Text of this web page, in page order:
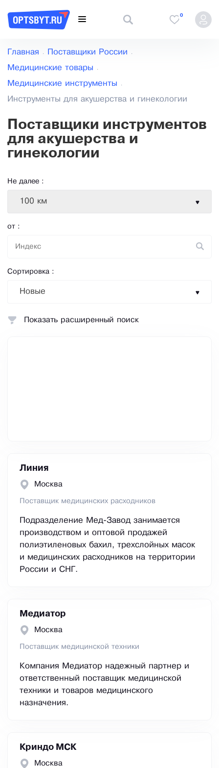
0
Главная Поставщики России
Медицинские товары
Медицинские инструменты
Инструменты для акушерства и гинекологии
Поставщики инструментов
для акушерства и
гинекологии
Не далее :
100 км
от :
Сортировка :
Новые
Линия
Москва
Поставщик медицинских расходников
Подразделение Мед-Завод занимается
производством и оптовой продажей
полиэтиленовых бахил, трехслойных масок
и медицинских расходников на территории
России и СНГ.
Медиатор
Москва
Поставщик медицинской техники
Компания Медиатор надежный партнер и
ответственный поставщик медицинской
техники и товаров медицинского
назначения.
Криндо МСК
Москва
Показать расширенный поиск